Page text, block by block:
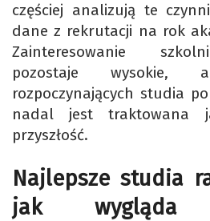
częściej analizują te
dane z rekrutacji na rok
Zainteresowanie
pozostaje
rozpoczynających studia
nadal jest traktowana
przyszłość.
Najlepsze studia
jak wygląda